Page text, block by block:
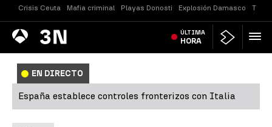
Crisis Ceuta Mafia criminal Playas Donosti Explosión Damasco
Antena
3 Noticias ÚLTIMA
HORA
EN DIRECTO
España establece controles fronterizos con Italia